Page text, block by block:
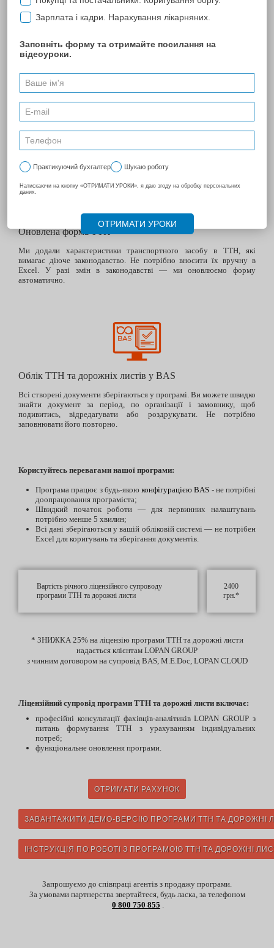
Облік палива в BAS
пального та списувати пальне в обліку. Формування документів
Оновлена форма ТТН
Ми додали характеристики транспортного засобу в ТТН, які
вимагає діюче законодавство. Не потрібно вносити їх вручну в
Excel. У разі змін в законодавстві — ми оновлюємо форму
автоматично.
Облік ТТН та дорожніх листів у BAS
Всі створені документи зберігаються у програмі. Ви можете швидко
знайти документ за період, по організації і замовнику, щоб
подивитись, відредагувати або роздрукувати. Не потрібно
заповнювати його повторно.
Користуйтесь перевагами нашої програми:
Програма працює з будь-якою конфігурацією BAS - не потрібні
доопрацювання програміста;
Швидкий початок роботи — для первинних налаштувань
потрібно менше 5 хвилин;
Всі дані зберігаються у вашій обліковій системі — не потрібен
Excel для коригувань та зберігання документів.
Вартість річного ліцензійного супроводу
програми ТТН та дорожні листи
2400
грн.*
* ЗНИЖКА 25% на ліцензію програми ТТН та дорожні листи
надається клієнтам LOPAN GROUP
з чинним договором на супровід BAS, M.E.Doc, LOPAN CLOUD
Ліцензійний супровід програми ТТН та дорожні листи включає:
професійні консультації фахівців-аналітиків LOPAN GROUP з
питань формування ТТН з урахуванням індивідуальних
потреб;
функціональне оновлення програми.
ОТРИМАТИ РАХУНОК
ЗАВАНТАЖИТИ ДЕМО-ВЕРСІЮ ПРОГРАМИ ТТН ТА ДОРОЖНІ
ІНСТРУКЦІЯ ПО РОБОТІ З ПРОГРАМОЮ ТТН ТА ДОРОЖНІ
Запрошуємо до співпраці агентів з продажу програми.
За умовами партнерства звертайтеся, будь ласка, за телефоном
0 800 750 855 .